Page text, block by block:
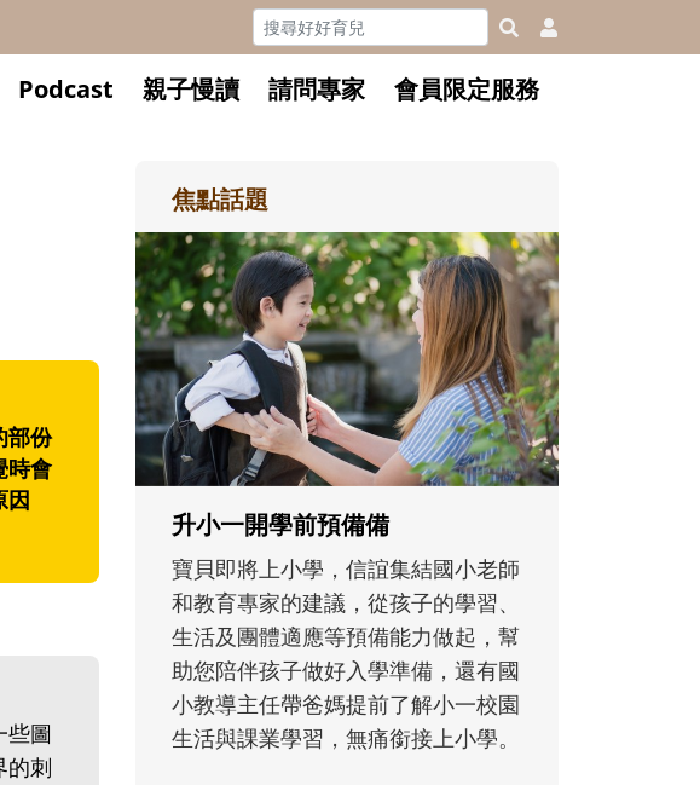
Podcast 親子慢讀 請問專家 會員限定服務
部份
時會
因
些圖
的刺
焦點話題
信誼集結國小老師
，從孩子的學習、
預備能力做起，幫
入學準備，還有國
提前了解小一校園
無痛銜接上小學。
和孩子一起長大的那個男人│讀
懂父親的不同模樣
沒有人天生就擅長當爸爸！男人總是
在一次次「前所未有」的體驗中，跟
著孩子一起長大。從給予安全感的肢
體遊戲，到獨立自主、角色認同及解
決問題的能力養成。爸爸正嘗試用不
同的模樣，參與孩子每個重要的成長
歷程。